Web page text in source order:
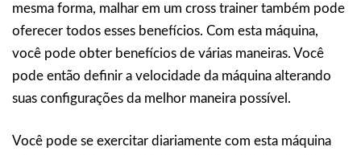
mesma forma, malhar em um cross trainer também pode
oferecer todos esses benefícios. Com esta máquina,
você pode obter benefícios de várias maneiras. Você
pode então definir a velocidade da máquina alterando
suas configurações da melhor maneira possível.
Você pode se exercitar diariamente com esta máquina